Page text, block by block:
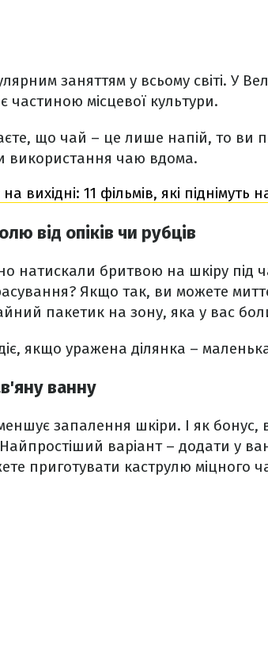
заняттям у всьому світі. У
частиною місцевої культури.
що чай – це лише напій, то ви
використання чаю вдома.
вихідні: 11 фільмів, які піднімуть
від опіків чи рубців
натискали бритвою на шкіру під
Якщо так, ви можете
пакетик на зону, яка у вас
якщо уражена ділянка –
ванну
запалення шкіри. І як бонус,
варіант – додати у
приготувати каструлю міцного